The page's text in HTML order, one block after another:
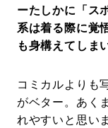
ーたしかに「ス
系は着る際に覚
も身構えてしま
コミカルよりも
がベター。あく
れやすいと思い